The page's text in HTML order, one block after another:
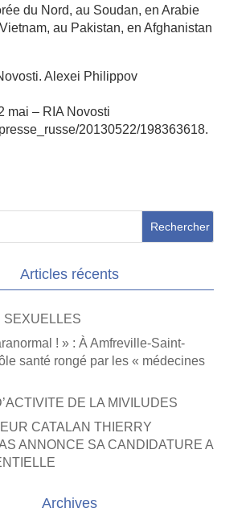
du Nord, au Soudan, en Arabie
au Pakistan, en Afghanistan
Alexei Philippov
mai – RIA Novosti
20130522/198363618.
Articles récents
SEXUELLES
! » : À Amfreville-Saint-
santé rongé par les « médecines
DE LA MIVILUDES
CATALAN THIERRY
ANNONCE SA CANDIDATURE A
Archives